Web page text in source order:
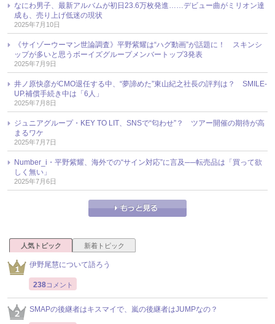
なにわ男子、最新アルバムが初日23.6万枚発進……デビュー曲がミリオン達
成も、売り上げ低迷の現状
2025年7月10日
《サイゾーウーマン世論調査》平野紫耀は“ハグ動画”が話題に！ スキンシ
ップが多いと思うボーイズグループメンバートップ3発表
2025年7月9日
井ノ原快彦がCMO退任する中、“夢諦めた”東山紀之社長の評判は？ SMILE-
UP.補償手続き中は「6人」
2025年7月8日
ジュニアグループ・KEY TO LIT、SNSで“匂わせ”？ ツアー開催の期待が高
まるワケ
2025年7月7日
Number_i・平野紫耀、海外での“サイン対応”に言及──転売品は「買って欲
しく無い」
2025年7月6日
人気トピック 新着トピック
伊野尾慧について語ろう
238コメント
SMAPの後継者はキスマイで、嵐の後継者はJUMPなの？